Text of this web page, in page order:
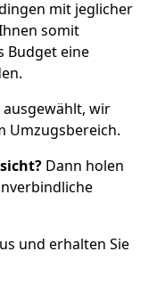
mit jeglicher
somit
Budget eine
wir
Umzugsbereich.
Dann holen
und erhalten Sie